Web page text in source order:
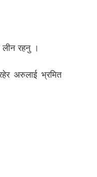
लीन रहनु ।
अरुलाई भ्रमित